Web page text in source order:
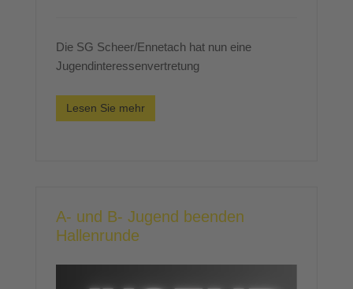
Die SG Scheer/Ennetach hat nun eine
Jugendinteressenvertretung
Lesen Sie mehr
A- und B- Jugend beenden
Hallenrunde